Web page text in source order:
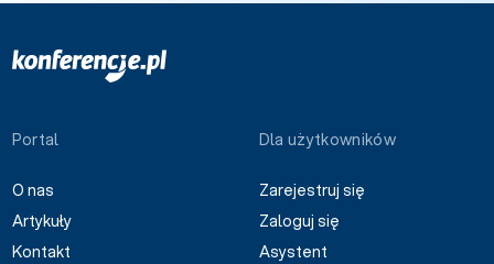
Portal
O nas
Artykuły
Kontakt
Dla użytkowników
Zarejestruj się
Zaloguj się
Asystent